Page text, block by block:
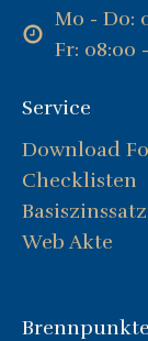
Mo - Do:
Fr: 08:00
Service
Download
Checklisten
Basiszinssatz
Web Akte
Brennpunkte